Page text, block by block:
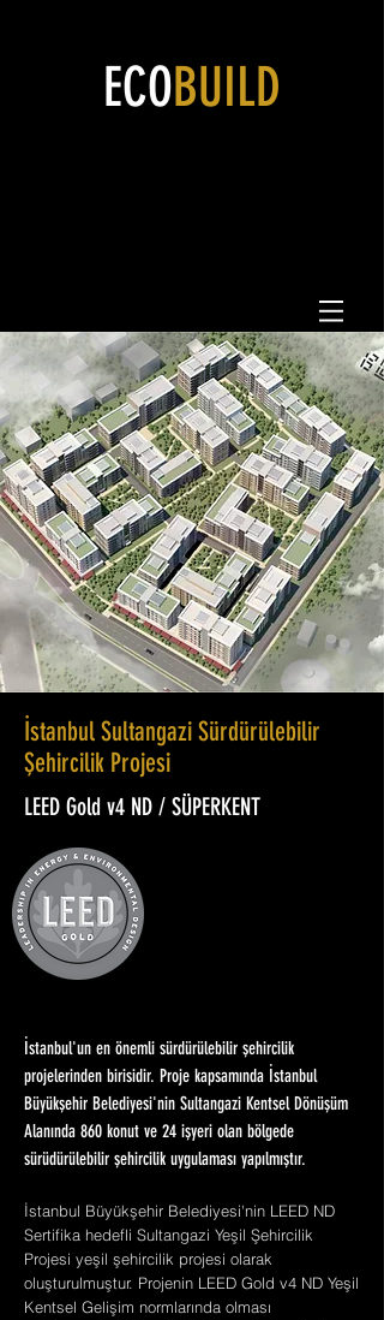
ECOBUILD
İstanbul Sultangazi Sürdürülebilir
Şehircilik Projesi
LEED Gold v4 ND / SÜPERKENT
İstanbul'un en önemli sürdürülebilir şehircilik
projelerinden birisidir. Proje kapsamında İstanbul
Büyükşehir Belediyesi'nin Sultangazi Kentsel Dönüşüm
Alanında 860 konut ve 24 işyeri olan bölgede
sürüdürülebilir şehircilik uygulaması yapılmıştır.
İstanbul Büyükşehir Belediyesi'nin LEED ND
Sertifika hedefli Sultangazi Yeşil Şehircilik
Projesi yeşil şehircilik projesi olarak
oluşturulmuştur. Projenin LEED Gold v4 ND Yeşil
Kentsel Gelişim normlarında olması